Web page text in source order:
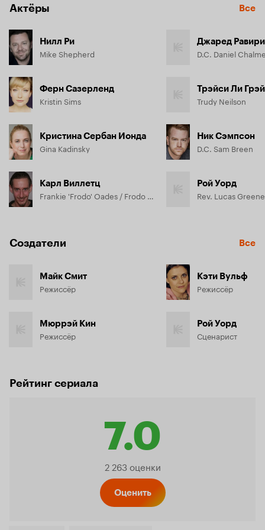
Актёры Все
Нилл Ри
Mike Shepherd
Ферн Сазерленд
Kristin Sims
Кристина Сербан Ионда
Gina Kadinsky
Карл Виллетц
Джаред Равири
D.C. Daniel
Трэйси Ли Грэй
Trudy Neilson
Ник Сэмпсон
D.C. Sam Breen
Рой Уорд
Rev. Lucas Greene
Создатели Все
Майк Смит
Режиссёр
Мюррэй Кин
Режиссёр
Кэти Вульф
Режиссёр
Рой Уорд
Сценарист
Рейтинг сериала
7.0
Рейтинг
2 263 оценки
Оценить